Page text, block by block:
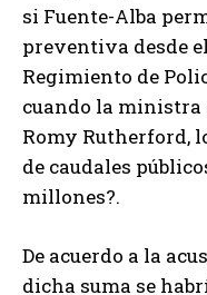
si Fuente-Alba
preventiva desde
Regimiento de
cuando la ministra
Romy Rutherford,
de caudales
millones?.
De acuerdo a la
dicha suma se